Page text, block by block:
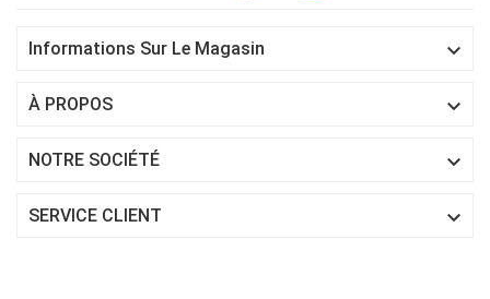
Informations Sur Le Magasin 
À PROPOS 
NOTRE SOCIÉTÉ 
SERVICE CLIENT 